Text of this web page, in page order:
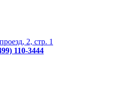
2, стр. 1
110-3444